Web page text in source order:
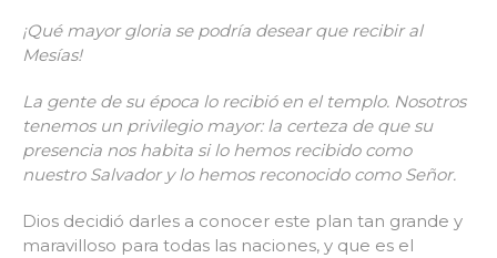
¡Qué mayor gloria se podría desear que recibir al
Mesías!
La gente de su época lo recibió en el templo. Nosotros
tenemos un privilegio mayor: la certeza de que su
presencia nos habita si lo hemos recibido como
nuestro Salvador y lo hemos reconocido como Señor.
Dios decidió darles a conocer este plan tan grande y
maravilloso para todas las naciones, y que es el